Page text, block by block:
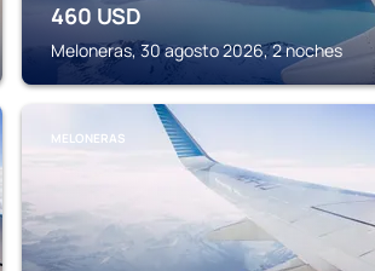
460 USD
Meloneras, 30 agosto 2026, 2 noches
MELONERAS